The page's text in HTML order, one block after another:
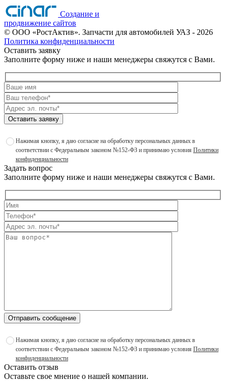
Создание и
продвижение сайтов
© ООО «РостАктив». Запчасти для автомобилей УАЗ - 2026
Политика конфиденциальности
Оставить заявку
Заполните форму ниже и наши менеджеры свяжутся с Вами.
Оставить заявку
Нажимая кнопку, я даю согласие на обработку персональных данных в
соответствии с Федеральным законом №152-ФЗ и принимаю условия Политики
конфиденциальности
Задать вопрос
Заполните форму ниже и наши менеджеры свяжутся с Вами.
Отправить сообщение
Нажимая кнопку, я даю согласие на обработку персональных данных в
соответствии с Федеральным законом №152-ФЗ и принимаю условия Политики
конфиденциальности
Оставить отзыв
Оставьте свое мнение о нашей компании.